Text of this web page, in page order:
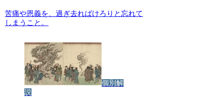
苦痛や恩義を、過ぎ去ればけろりと忘れて
しまうこと。
個別解
説